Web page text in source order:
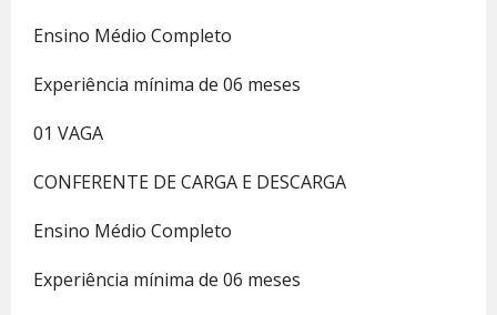
Ensino Médio Completo
Experiência mínima de 06 meses
01 VAGA
CONFERENTE DE CARGA E DESCARGA
Ensino Médio Completo
Experiência mínima de 06 meses